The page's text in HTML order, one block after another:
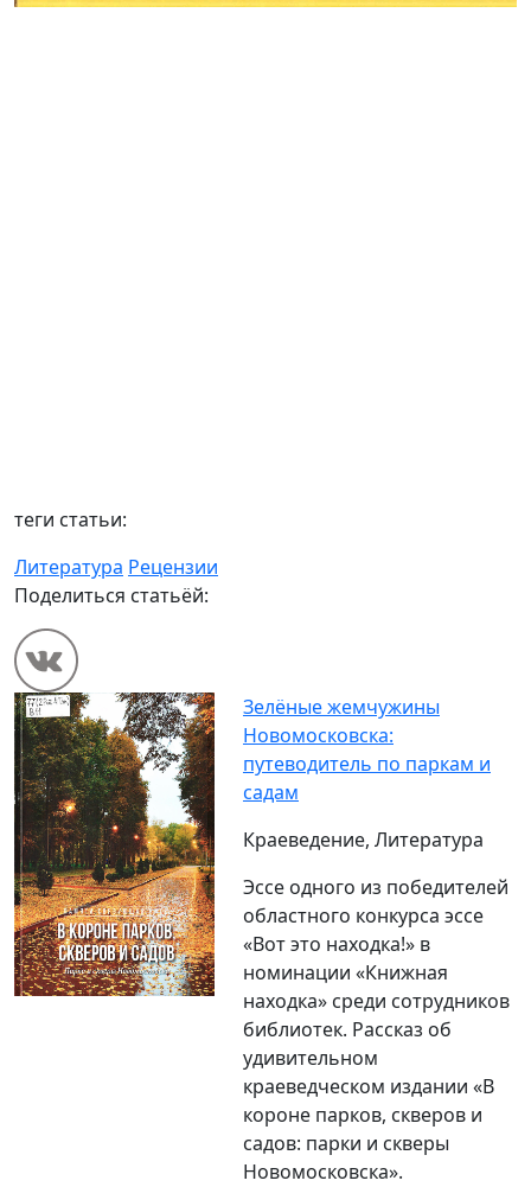
теги статьи:
Литература Рецензии
Поделиться статьёй:
Зелёные жемчужины
Новомосковска:
путеводитель по паркам и
садам
Краеведение, Литература
Эссе одного из победителей
областного конкурса эссе
«Вот это находка!» в
номинации «Книжная
находка» среди сотрудников
библиотек. Рассказ об
удивительном
краеведческом издании «В
короне парков, скверов и
садов: парки и скверы
Новомосковска».